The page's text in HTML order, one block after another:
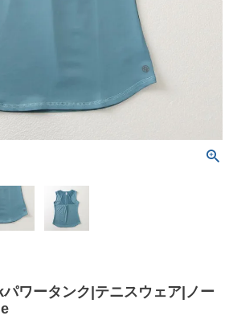
ワータンク|テニスウェア|ノー